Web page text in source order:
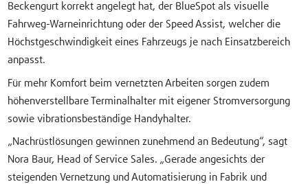
Beckengurt korrekt angelegt hat, der BlueSpot als visuelle
Fahrweg-Warneinrichtung oder der Speed Assist, welcher die
Höchstgeschwindigkeit eines Fahrzeugs je nach Einsatzbereich
anpasst.
Für mehr Komfort beim vernetzten Arbeiten sorgen zudem
höhenverstellbare Terminalhalter mit eigener Stromversorgung
sowie vibrationsbeständige Handyhalter.
„Nachrüstlösungen gewinnen zunehmend an Bedeutung“, sagt
Nora Baur, Head of Service Sales. „Gerade angesichts der
steigenden Vernetzung und Automatisierung in Fabrik und